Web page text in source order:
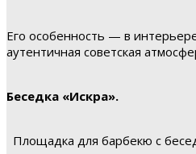
Его особенность — в
аутентичная советская
Беседка «Искра».
Площадка для барбекю с